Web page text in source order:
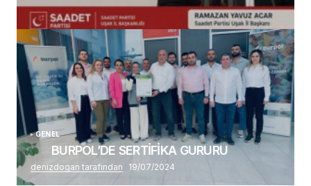
(başlıksız)
Alaattin Karahan tarafından 14/07/2026
GENEL
BURPOL’DE SERTİFİKA GURURU
denizdogan tarafından 19/07/2024